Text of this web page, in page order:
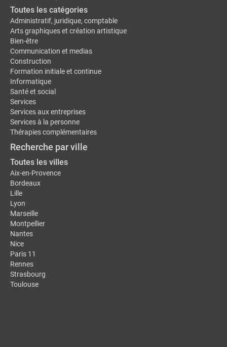
Toutes les catégories
Administratif, juridique, comptable
Arts graphiques et création artistique
Bien-être
Communication et medias
Construction
Formation initiale et continue
Informatique
Santé et social
Services
Services aux entreprises
Services à la personne
Thérapies complémentaires
Recherche par ville
Toutes les villes
Aix-en-Provence
Bordeaux
Lille
Lyon
Marseille
Montpellier
Nantes
Nice
Paris 11
Rennes
Strasbourg
Toulouse